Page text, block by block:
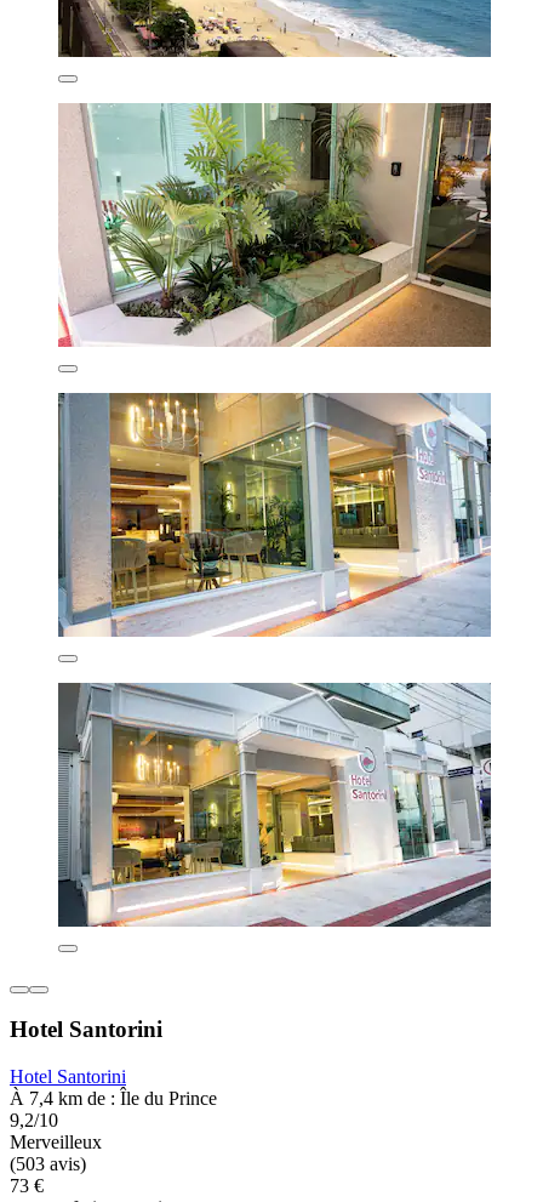
Hotel Santorini
Hotel Santorini
À 7,4 km de : Île du Prince
9,2/10
Merveilleux
(503 avis)
73 €